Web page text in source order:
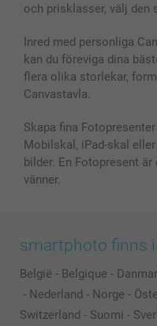
och prisklasser, välj den
Inred med personliga
kan du föreviga dina
flera olika storlekar,
Canvastavla.
Skapa fina
Mobilskal, iPad-skal
bilder. En Fotopresent
vänner.
smartphoto finns i
België - Belgique -
- Nederland - Norge -
Switzerland - Suomi -